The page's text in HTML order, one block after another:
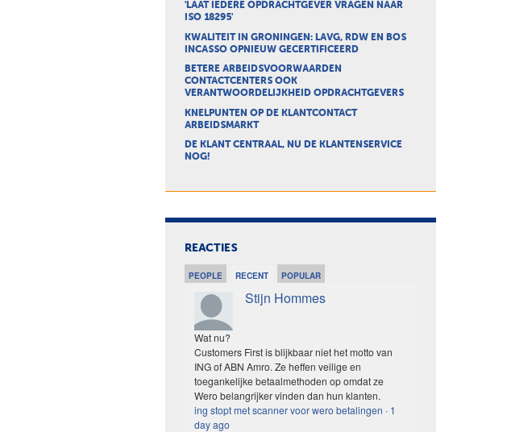
'LAAT IEDERE OPDRACHTGEVER VRAGEN NAAR
ISO 18295'
KWALITEIT IN GRONINGEN: LAVG, RDW EN BOS
INCASSO OPNIEUW GECERTIFICEERD
BETERE ARBEIDSVOORWAARDEN
CONTACTCENTERS OOK
VERANTWOORDELIJKHEID OPDRACHTGEVERS
KNELPUNTEN OP DE KLANTCONTACT
ARBEIDSMARKT
DE KLANT CENTRAAL, NU DE KLANTENSERVICE
NOG!
REACTIES
PEOPLE RECENT POPULAR
Stijn Hommes
Wat nu?
Customers First is blijkbaar niet het motto van
ING of ABN Amro. Ze heffen veilige en
toegankelijke betaalmethoden op omdat ze
Wero belangrijker vinden dan hun klanten.
ing stopt met scanner voor wero betalingen · 1
day ago